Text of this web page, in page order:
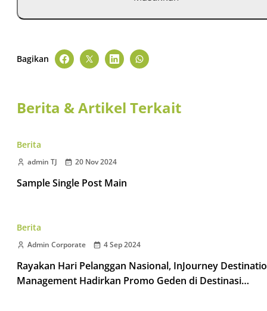
Bagikan
Berita & Artikel Terkait
Berita
admin TJ 20 Nov 2024
Sample Single Post Main
Berita
Admin Corporate 4 Sep 2024
Rayakan Hari Pelanggan Nasional, InJourney
Management Hadirkan Promo Geden di Destinasi